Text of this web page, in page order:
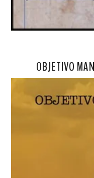
OBJETIVO